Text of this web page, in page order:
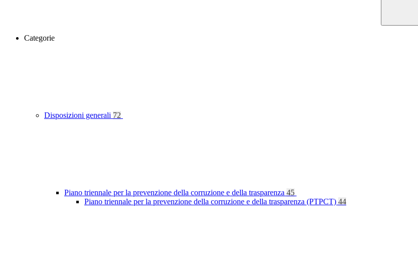
Categorie
Disposizioni generali 72
Piano triennale per la prevenzione della corruzione e della trasparenza 45
Piano triennale per la prevenzione della corruzione e della trasparenza (PTPCT) 44